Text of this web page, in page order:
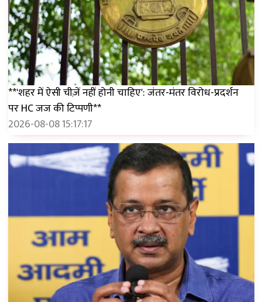
**'शहर में ऐसी चीज़ें नहीं होनी चाहिए': जंतर-मंतर विरोध-प्रदर्शन
पर HC जज की टिप्पणी**
2026-08-08 15:17:17